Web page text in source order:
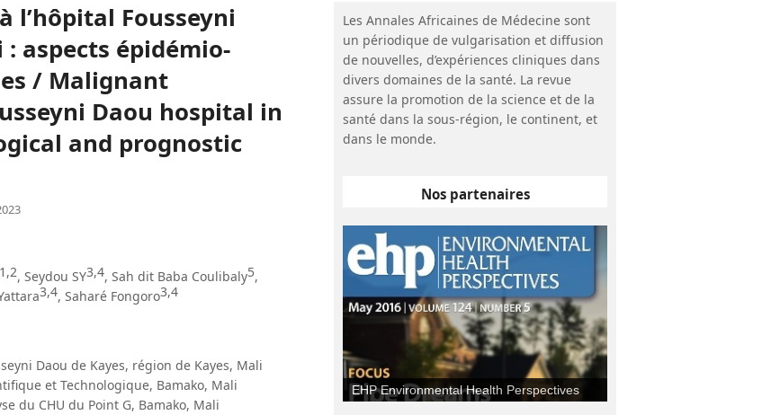
l’hôpital Fousseyni
: aspects épidémio-
/ Malignant
Daou hospital in
and prognostic
1,2, Seydou SY3,4, Sah dit Baba Coulibaly5,
3,4, Saharé Fongoro3,4
Daou de Kayes, région de Kayes, Mali
et Technologique, Bamako, Mali
du CHU du Point G, Bamako, Mali
Les Annales Africaines de Médecine sont
un périodique de vulgarisation et diffusion
de nouvelles, d’expériences cliniques dans
divers domaines de la santé. La revue
assure la promotion de la science et de la
santé dans la sous-région, le continent, et
dans le monde.
Nos partenaires
EHP Environmental Health Perspectives